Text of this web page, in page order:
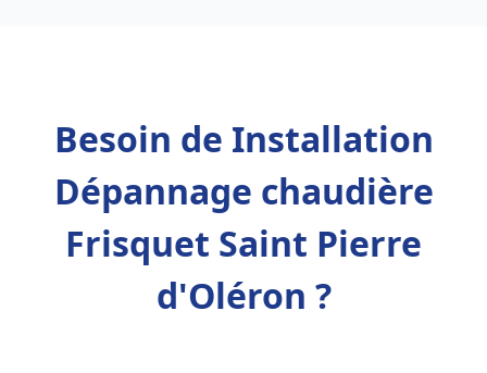
Besoin de Installation
Dépannage chaudière
Frisquet Saint Pierre
d'Oléron ?